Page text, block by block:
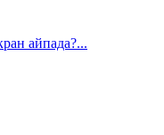
айпада?...